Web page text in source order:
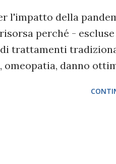
l'impatto della
perché -
trattamenti
danno
Dad". Lo ha spiegato
line "L'impatto Covid